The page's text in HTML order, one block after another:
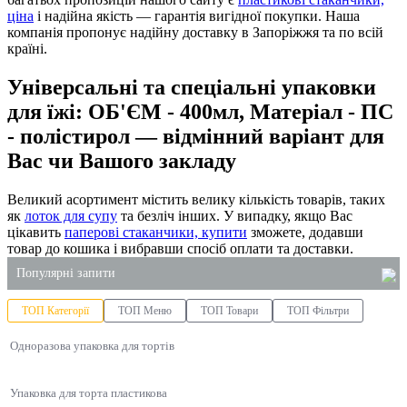
ціна і надійна якість — гарантія вигідної покупки. Наша
компанія пропонує надійну доставку в Запоріжжя та по всій
країні.
Універсальні та спеціальні упаковки
для їжі: ОБ'ЄМ - 400мл, Матеріал - ПС
- полістирол — відмінний варіант для
Вас чи Вашого закладу
Великий асортимент містить велику кількість товарів, таких
як лоток для супу та безліч інших. У випадку, якщо Вас
цікавить паперові стаканчики, купити зможете, додавши
товар до кошика і вибравши спосіб оплати та доставки.
Популярні запити
крафт пакети купити київ
упаковка з пінополістиролу
купити рідке мило 5л харків
ТОП Категорії ТОП Меню ТОП Товари ТОП Фільтри
Одноразова упаковка для тортів
Упаковка для торта пластикова